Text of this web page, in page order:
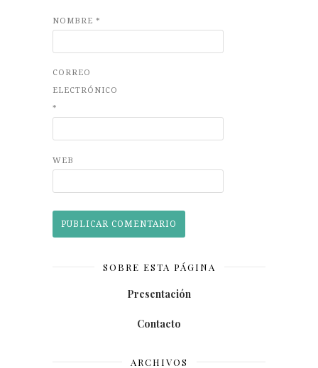
NOMBRE *
CORREO
ELECTRÓNICO
*
WEB
SOBRE ESTA PÁGINA
Presentación
Contacto
ARCHIVOS